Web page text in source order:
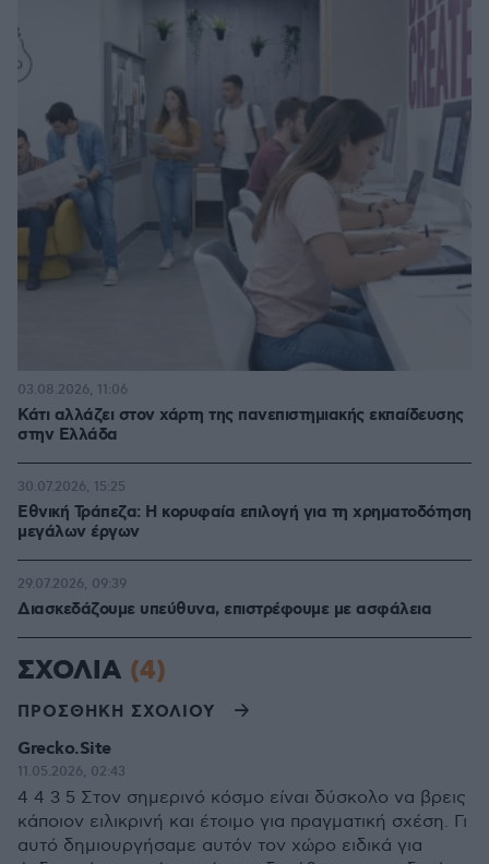
Κάτι αλλάζει στον χάρτη της πανεπιστημιακής εκπαίδευσης
στην Ελλάδα
03.08.2026, 11:06
Εθνική Τράπεζα: Η κορυφαία επιλογή για τη χρηματοδότηση
μεγάλων έργων
30.07.2026, 15:25
Διασκεδάζουμε υπεύθυνα, επιστρέφουμε με ασφάλεια
29.07.2026, 09:39
ΣΧΟΛΙΑ (4)
ΠΡΟΣΘΗΚΗ ΣΧΟΛΙΟΥ
Grecko.Site
11.05.2026, 02:43
4 4 3 5 Στον σημερινό κόσμο είναι δύσκολο να βρεις
κάποιον ειλικρινή και έτοιμο για πραγματική σχέση. Γι
αυτό δημιουργήσαμε αυτόν τον χώρο ειδικά για